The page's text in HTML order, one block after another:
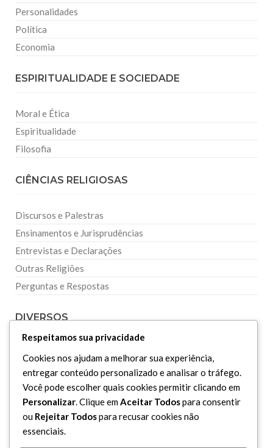
Personalidades
Política
Economia
ESPIRITUALIDADE E SOCIEDADE
Moral e Ética
Espiritualidade
Filosofia
CIÊNCIAS RELIGIOSAS
Discursos e Palestras
Ensinamentos e Jurisprudências
Entrevistas e Declarações
Outras Religiões
Perguntas e Respostas
DIVERSOS
Curiosidades
Dicionário Islâmico
Downloads
Respeitamos sua privacidade
Cookies nos ajudam a melhorar sua experiência,
entregar conteúdo personalizado e analisar o tráfego.
Você pode escolher quais cookies permitir clicando em
Personalizar. Clique emAceitar Todospara consentir
ou Rejeitar Todospara recusar cookies não
essenciais.